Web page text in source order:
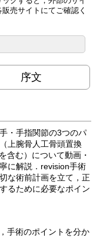
売サイトにてご確認く
序文
・手指関節の3つのパ
上腕骨人工骨頭置換
含む）について動画・
に解説．revision手術
な術前計画を立て，正
るために必要なポイン
手術のポイントを分か